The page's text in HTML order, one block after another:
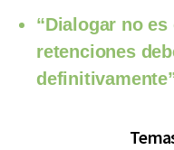
“Dialogar no
retenciones